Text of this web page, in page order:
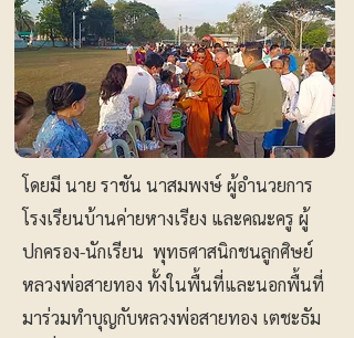
โดยมี นาย ราชัน นาสมพงษ์ ผู้อำนวยการ
โรงเรียนบ้านค่ายหางเรียง และคณะครู ผู้
ปกครอง-นักเรียน พุทธศาสนิกชนลูกศิษย์
หลวงพ่อสายทอง ทั้งในพื้นที่และนอกพื้นที่
มาร่วมทำบุญกับหลวงพ่อสายทอง เตชะธัม